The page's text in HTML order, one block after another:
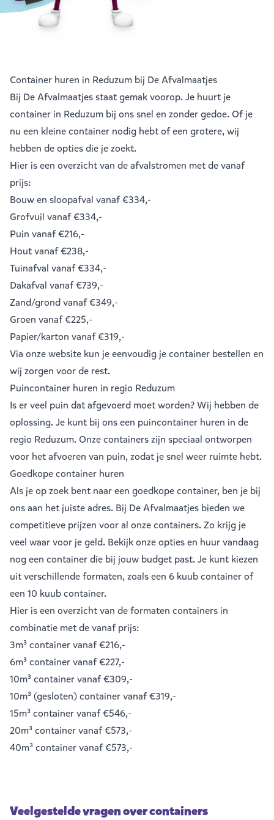
Container huren in Reduzum bij De Afvalmaatjes
Bij De Afvalmaatjes staat gemak voorop. Je huurt je
container in Reduzum bij ons snel en zonder gedoe. Of je
nu een kleine container nodig hebt of een grotere, wij
hebben de opties die je zoekt.
Hier is een overzicht van de afvalstromen met de vanaf
prijs:
Bouw en sloopafval vanaf €334,-
Grofvuil vanaf €334,-
Puin vanaf €216,-
Houtvanaf €238,-
Tuinafval vanaf €334,-
Dakafval vanaf €739,-
Zand/grondvanaf €349,-
Groen vanaf €225,-
Papier/karton vanaf €319,-
Via onze website kun je eenvoudig jecontainer bestellen en
wij zorgen voor de rest.
Puincontainer huren in regio Reduzum
Is er veel puin dat afgevoerd moet worden? Wij hebben de
oplossing. Je kunt bij ons een puincontainer huren in de
regio Reduzum. Onze containers zijn speciaal ontworpen
voor het afvoeren van puin, zodat je snel weer ruimte hebt.
Goedkope container huren
Als je op zoek bent naar een goedkope container, ben je bij
ons aan het juiste adres. Bij De Afvalmaatjes bieden we
competitieve prijzen voor al onze containers. Zo krijg je
veel waar voor je geld. Bekijk onze opties en huur vandaag
nog een container die bij jouw budget past. Je kunt kiezen
uit verschillende formaten, zoals een 6 kuub containerof
een 10 kuub container.
Hier is een overzicht van de formaten containers in
combinatie met de vanaf prijs:
3m³ containervanaf €216,-
6m³ containervanaf €227,-
10m³ containervanaf €309,-
10m³ (gesloten) containervanaf €319,-
15m³ containervanaf €546,-
20m³ containervanaf €573,-
40m³ containervanaf €573,-
Veelgestelde vragen over containers